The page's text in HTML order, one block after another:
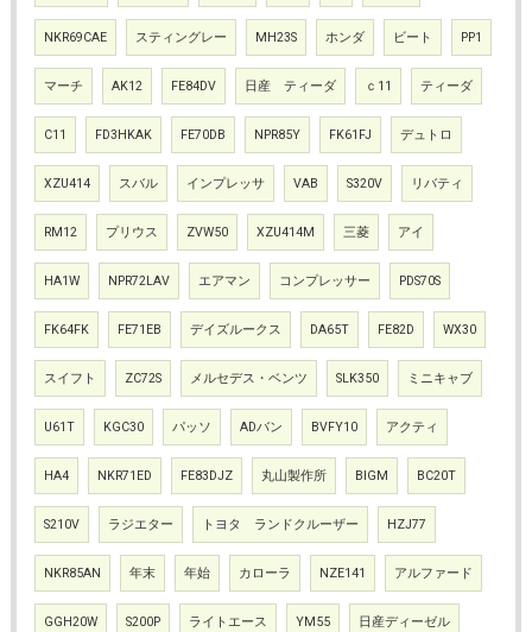
NKR69CAE スティングレー MH23S ホンダ ビート PP1
マーチ AK12 FE84DV 日産 ティーダ ｃ11 ティーダ
C11 FD3HKAK FE70DB NPR85Y FK61FJ デュトロ
XZU414 スバル インプレッサ VAB S320V リバティ
RM12 プリウス ZVW50 XZU414M 三菱 アイ
HA1W NPR72LAV エアマン コンプレッサー PDS70S
FK64FK FE71EB デイズルークス DA65T FE82D WX30
スイフト ZC72S メルセデス・ベンツ SLK350 ミニキャブ
U61T KGC30 パッソ ADバン BVFY10 アクティ
HA4 NKR71ED FE83DJZ 丸山製作所 BIGM BC20T
S210V ラジエター トヨタ ランドクルーザー HZJ77
NKR85AN 年末 年始 カローラ NZE141 アルファード
GGH20W S200P ライトエース YM55 日産ディーゼル